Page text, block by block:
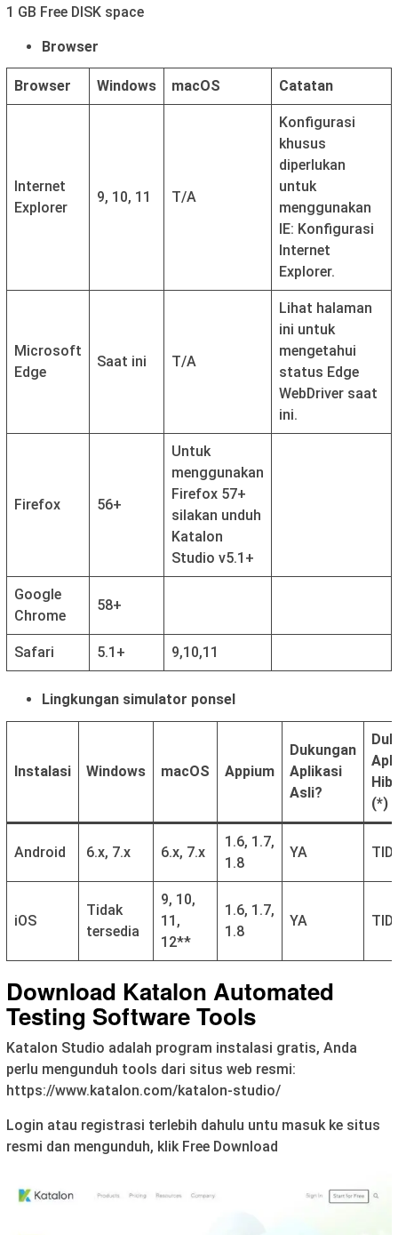
1 GB Free DISK space
Browser
Browser Windows macOS Catatan
Internet
Explorer
9, 10, 11 T/A
Konfigurasi
khusus
diperlukan
untuk
menggunakan
IE: Konfigurasi
Internet
Explorer.
Microsoft
Edge
Saat ini T/A
Lihat halaman
ini untuk
mengetahui
status Edge
WebDriver saat
ini.
Firefox 56+
Untuk
menggunakan
Firefox 57+
silakan unduh
Katalon
Studio v5.1+
Google
Chrome
58+
Safari 5.1+ 9,10,11
Lingkungan simulator ponsel
Instalasi Windows macOS Appium
Dukungan
Aplikasi
Asli?
(*)
Android 6.x, 7.x 6.x, 7.x
1.6, 1.7,
1.8
YA
iOS
Tidak
tersedia
9, 10,
11,
12**
1.6, 1.7,
1.8
YA
Download Katalon Automated
Testing Software Tools
Katalon Studio adalah program instalasi gratis, Anda
perlu mengunduh tools dari situs web resmi:
https://www.katalon.com/katalon-studio/
Login atau registrasi terlebih dahulu untu masuk ke situs
resmi dan mengunduh, klik Free Download